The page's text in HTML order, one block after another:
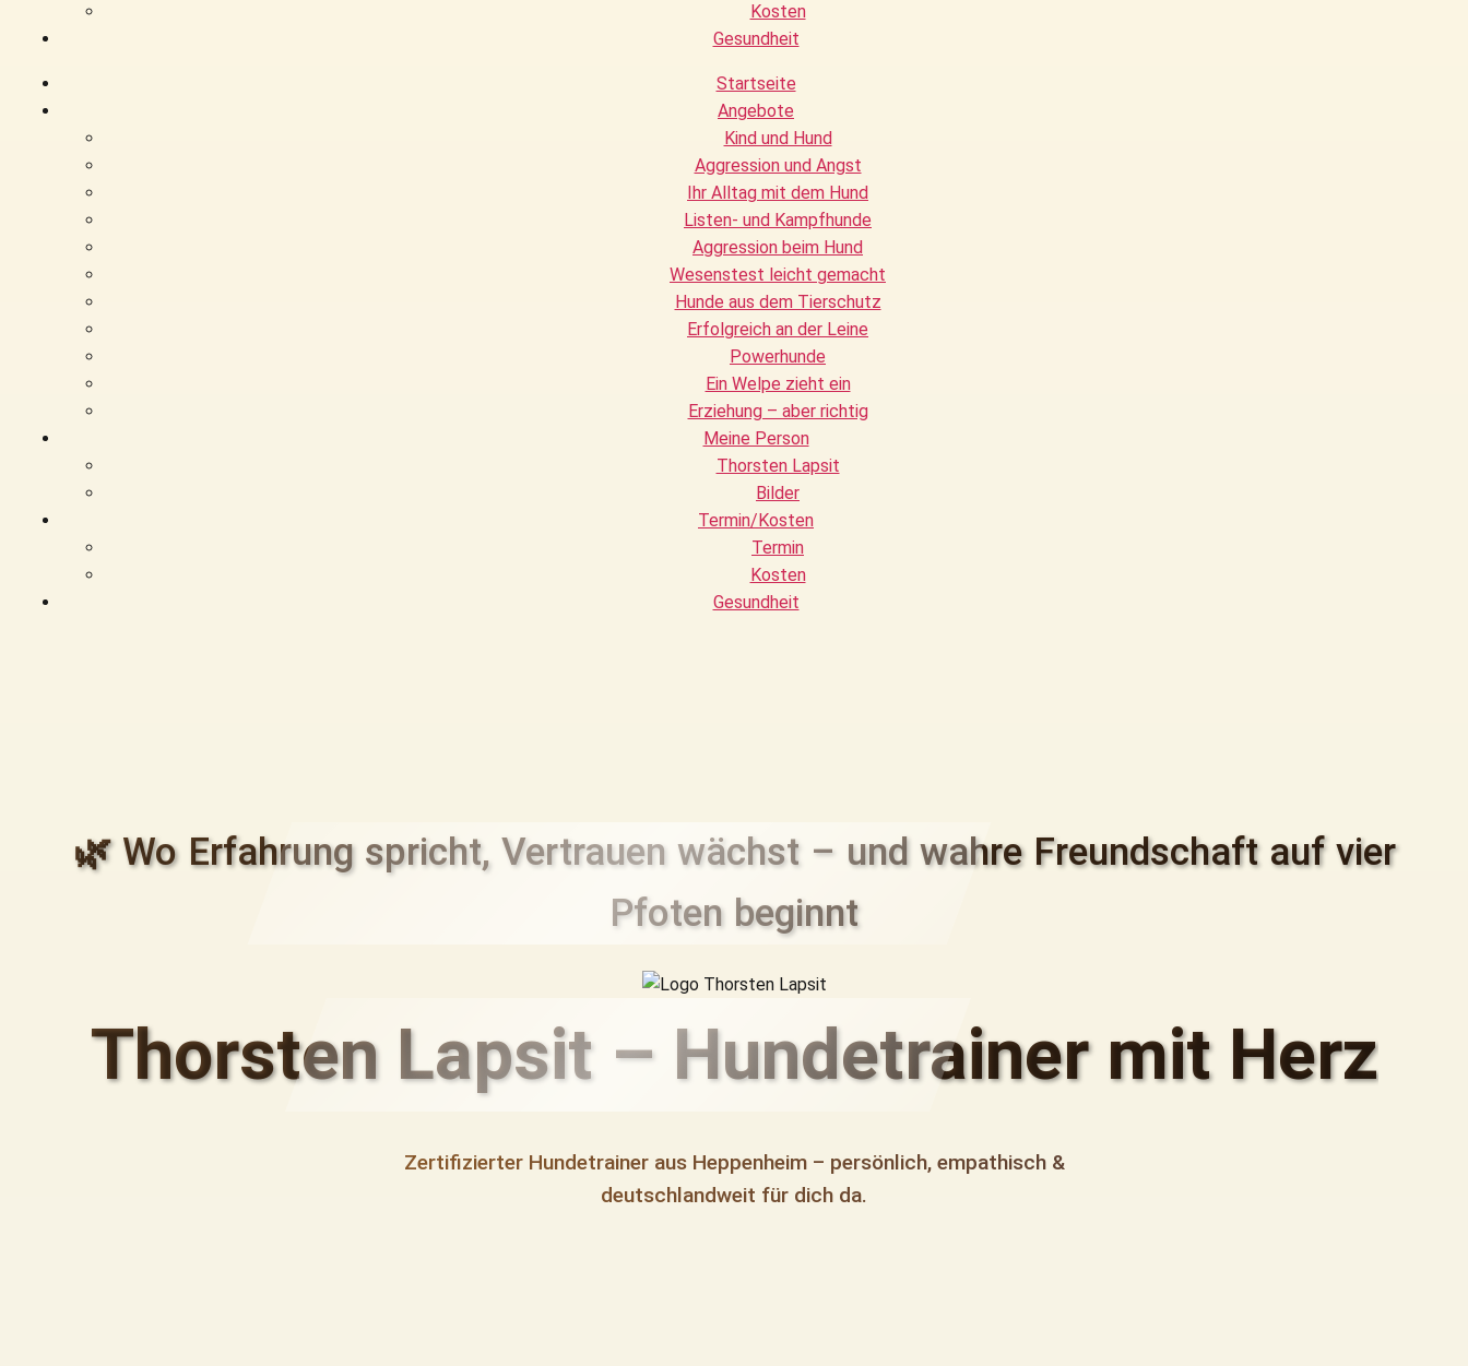
Kosten
Gesundheit
Startseite
Angebote
Kind und Hund
Aggression und Angst
Ihr Alltag mit dem Hund
Listen- und Kampfhunde
Aggression beim Hund
Wesenstest leicht gemacht
Hunde aus dem Tierschutz
Erfolgreich an der Leine
Powerhunde
Ein Welpe zieht ein
Erziehung – aber richtig
Meine Person
Thorsten Lapsit
Bilder
Termin/Kosten
Termin
Kosten
Gesundheit
🌿 Wo Erfahrung spricht, Vertrauen wächst – und wahre Freundschaft auf vier
Pfoten beginnt
Thorsten Lapsit – Hundetrainer mit Herz
Zertifizierter Hundetrainer aus Heppenheim – persönlich, empathisch &
deutschlandweit für dich da.